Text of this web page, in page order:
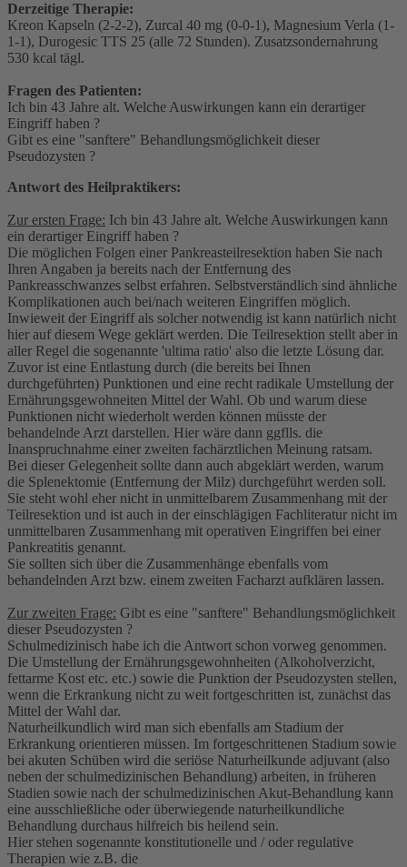
Derzeitige Therapie:
Kreon Kapseln (2-2-2), Zurcal 40 mg (0-0-1), Magnesium Verla (1-
1-1), Durogesic TTS 25 (alle 72 Stunden). Zusatzsondernahrung
530 kcal tägl.
Fragen des Patienten:
Ich bin 43 Jahre alt. Welche Auswirkungen kann ein derartiger
Eingriff haben ?
Gibt es eine "sanftere" Behandlungsmöglichkeit dieser
Pseudozysten ?
Antwort des Heilpraktikers:
Zur ersten Frage: Ich bin 43 Jahre alt. Welche Auswirkungen kann
ein derartiger Eingriff haben ?
Die möglichen Folgen einer Pankreasteilresektion haben Sie nach
Ihren Angaben ja bereits nach der Entfernung des
Pankreasschwanzes selbst erfahren. Selbstverständlich sind ähnliche
Komplikationen auch bei/nach weiteren Eingriffen möglich.
Inwieweit der Eingriff als solcher notwendig ist kann natürlich nicht
hier auf diesem Wege geklärt werden. Die Teilresektion stellt aber in
aller Regel die sogenannte 'ultima ratio' also die letzte Lösung dar.
Zuvor ist eine Entlastung durch (die bereits bei Ihnen
durchgeführten) Punktionen und eine recht radikale Umstellung der
Ernährungsgewohneiten Mittel der Wahl. Ob und warum diese
Punktionen nicht wiederholt werden können müsste der
behandelnde Arzt darstellen. Hier wäre dann ggflls. die
Inanspruchnahme einer zweiten fachärztlichen Meinung ratsam.
Bei dieser Gelegenheit sollte dann auch abgeklärt werden, warum
die Splenektomie (Entfernung der Milz) durchgeführt werden soll.
Sie steht wohl eher nicht in unmittelbarem Zusammenhang mit der
Teilresektion und ist auch in der einschlägigen Fachliteratur nicht im
unmittelbaren Zusammenhang mit operativen Eingriffen bei einer
Pankreatitis genannt.
Sie sollten sich über die Zusammenhänge ebenfalls vom
behandelnden Arzt bzw. einem zweiten Facharzt aufklären lassen.
Zur zweiten Frage: Gibt es eine "sanftere" Behandlungsmöglichkeit
dieser Pseudozysten ?
Schulmedizinisch habe ich die Antwort schon vorweg genommen.
Die Umstellung der Ernährungsgewohnheiten (Alkoholverzicht,
fettarme Kost etc. etc.) sowie die Punktion der Pseudozysten stellen,
wenn die Erkrankung nicht zu weit fortgeschritten ist, zunächst das
Mittel der Wahl dar.
Naturheilkundlich wird man sich ebenfalls am Stadium der
Erkrankung orientieren müssen. Im fortgeschrittenen Stadium sowie
bei akuten Schüben wird die seriöse Naturheilkunde adjuvant (also
neben der schulmedizinischen Behandlung) arbeiten, in früheren
Stadien sowie nach der schulmedizinischen Akut-Behandlung kann
eine ausschließliche oder überwiegende naturheilkundliche
Behandlung durchaus hilfreich bis heilend sein.
Hier stehen sogenannte konstitutionelle und / oder regulative
Therapien wie z.B. die